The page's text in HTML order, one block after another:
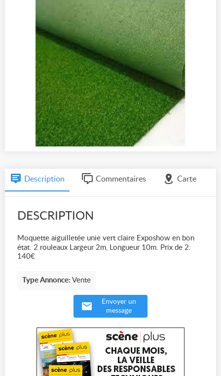
Description Commentaires Carte
DESCRIPTION
Moquette aiguilletée unie vert claire Exposhow en bon
état. 2 rouleaux Largeur 2m, Longueur 10m. Prix de 2:
140€
Type Annonce: Vente
Envoyer un
message